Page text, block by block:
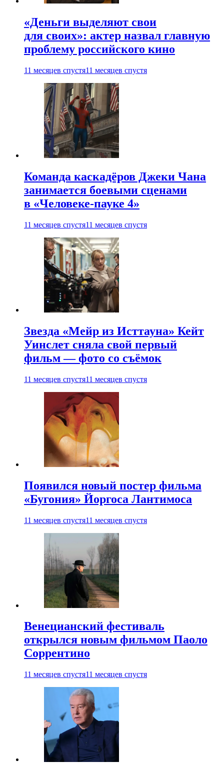
«Деньги выделяют свои
для своих»: актер назвал главную
проблему российского кино
11 месяцев спустя11 месяцев спустя
Команда каскадёров Джеки Чана
занимается боевыми сценами
в «Человеке-пауке 4»
11 месяцев спустя11 месяцев спустя
Звезда «Мейр из Исттауна» Кейт
Уинслет сняла свой первый
фильм — фото со съёмок
11 месяцев спустя11 месяцев спустя
Появился новый постер фильма
«Бугония» Йоргоса Лантимоса
11 месяцев спустя11 месяцев спустя
Венецианский фестиваль
открылся новым фильмом Паоло
Соррентино
11 месяцев спустя11 месяцев спустя